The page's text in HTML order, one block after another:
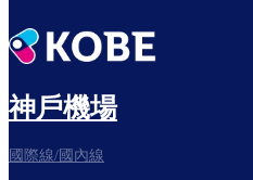
神戶機場
國際線/國內線